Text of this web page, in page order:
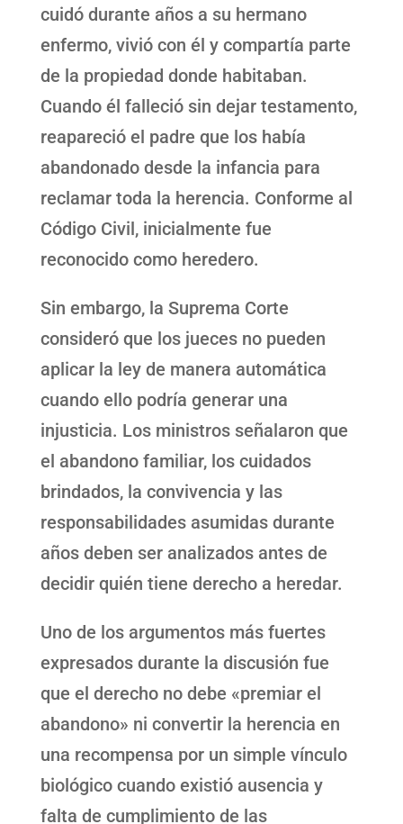
cuidó durante años a su hermano
enfermo, vivió con él y compartía parte
de la propiedad donde habitaban.
Cuando él falleció sin dejar testamento,
reapareció el padre que los había
abandonado desde la infancia para
reclamar toda la herencia. Conforme al
Código Civil, inicialmente fue
reconocido como heredero.
Sin embargo, la Suprema Corte
consideró que los jueces no pueden
aplicar la ley de manera automática
cuando ello podría generar una
injusticia. Los ministros señalaron que
el abandono familiar, los cuidados
brindados, la convivencia y las
responsabilidades asumidas durante
años deben ser analizados antes de
decidir quién tiene derecho a heredar.
Uno de los argumentos más fuertes
expresados durante la discusión fue
que el derecho no debe «premiar el
abandono» ni convertir la herencia en
una recompensa por un simple vínculo
biológico cuando existió ausencia y
falta de cumplimiento de las